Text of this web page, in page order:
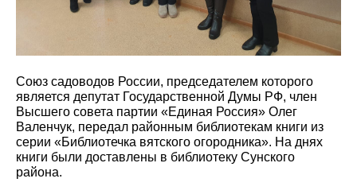
Союз садоводов России, председателем которого
является депутат Государственной Думы РФ, член
Высшего совета партии «Единая Россия» Олег
Валенчук, передал районным библиотекам книги из
серии «Библиотечка вятского огородника». На днях
книги были доставлены в библиотеку Сунского
района.